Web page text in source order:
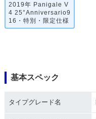
2019年 Panigale V
4 25°Anniversario9
16・特別・限定仕様
基本スペック
タイプグレード名